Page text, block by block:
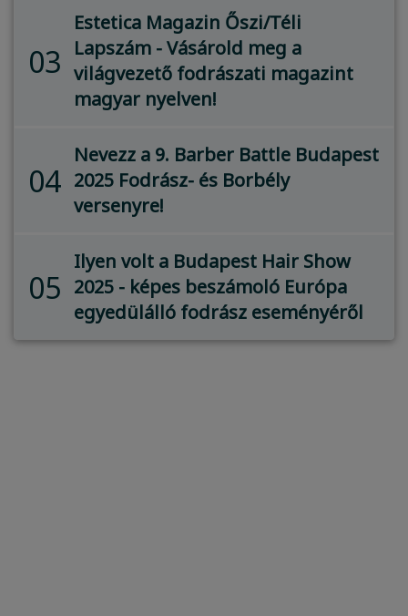
03
Estetica Magazin Őszi/Téli
Lapszám - Vásárold meg a
világvezető fodrászati magazint
magyar nyelven!
04
Nevezz a 9. Barber Battle Budapest
2025 Fodrász- és Borbély
versenyre!
05
Ilyen volt a Budapest Hair Show
2025 - képes beszámoló Európa
egyedülálló fodrász eseményéről